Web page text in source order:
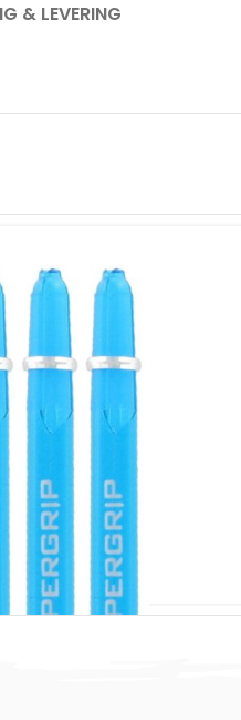
& LEVERING